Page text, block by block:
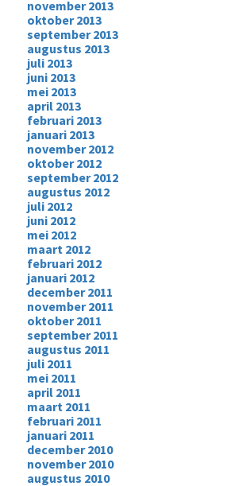
november 2013
oktober 2013
september 2013
augustus 2013
juli 2013
juni 2013
mei 2013
april 2013
februari 2013
januari 2013
november 2012
oktober 2012
september 2012
augustus 2012
juli 2012
juni 2012
mei 2012
maart 2012
februari 2012
januari 2012
december 2011
november 2011
oktober 2011
september 2011
augustus 2011
juli 2011
mei 2011
april 2011
maart 2011
februari 2011
januari 2011
december 2010
november 2010
augustus 2010